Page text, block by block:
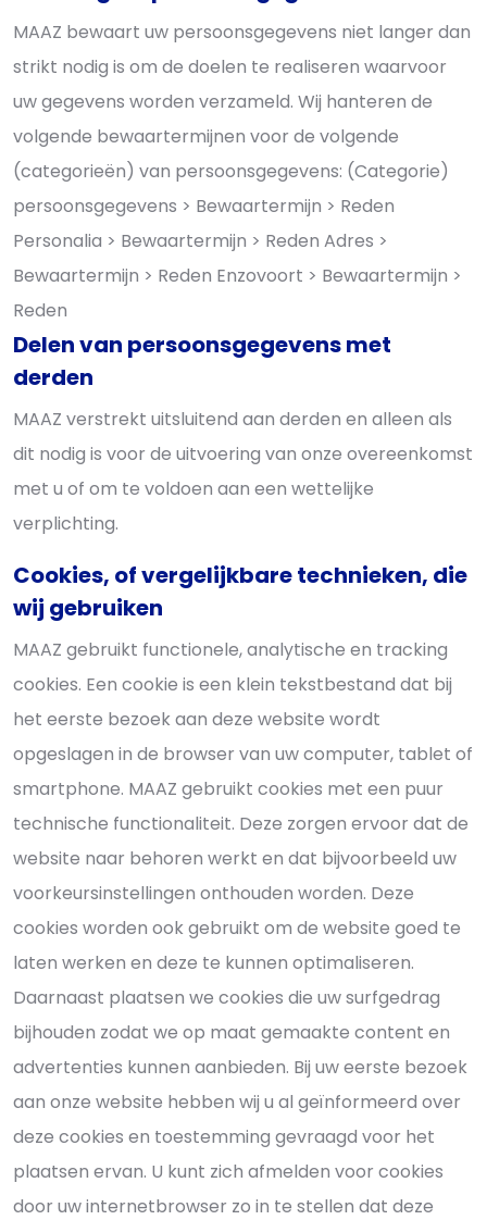
MAAZ bewaart uw persoonsgegevens niet langer dan
strikt nodig is om de doelen te realiseren waarvoor
uw gegevens worden verzameld. Wij hanteren de
volgende bewaartermijnen voor de volgende
(categorieën) van persoonsgegevens: (Categorie)
persoonsgegevens > Bewaartermijn > Reden
Personalia > Bewaartermijn > Reden Adres >
Bewaartermijn > Reden Enzovoort > Bewaartermijn >
Reden
Delen van persoonsgegevens met
derden
MAAZ verstrekt uitsluitend aan derden en alleen als
dit nodig is voor de uitvoering van onze overeenkomst
met u of om te voldoen aan een wettelijke
verplichting.
Cookies, of vergelijkbare technieken, die
wij gebruiken
MAAZ gebruikt functionele, analytische en tracking
cookies. Een cookie is een klein tekstbestand dat bij
het eerste bezoek aan deze website wordt
opgeslagen in de browser van uw computer, tablet of
smartphone. MAAZ gebruikt cookies met een puur
technische functionaliteit. Deze zorgen ervoor dat de
website naar behoren werkt en dat bijvoorbeeld uw
voorkeursinstellingen onthouden worden. Deze
cookies worden ook gebruikt om de website goed te
laten werken en deze te kunnen optimaliseren.
Daarnaast plaatsen we cookies die uw surfgedrag
bijhouden zodat we op maat gemaakte content en
advertenties kunnen aanbieden. Bij uw eerste bezoek
aan onze website hebben wij u al geïnformeerd over
deze cookies en toestemming gevraagd voor het
plaatsen ervan. U kunt zich afmelden voor cookies
door uw internetbrowser zo in te stellen dat deze